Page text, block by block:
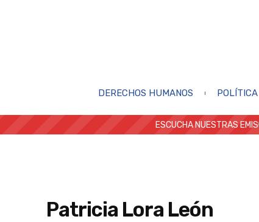
DERECHOS HUMANOS POLÍTICA
ESCUCHA NUESTRAS
Patricia Lora León